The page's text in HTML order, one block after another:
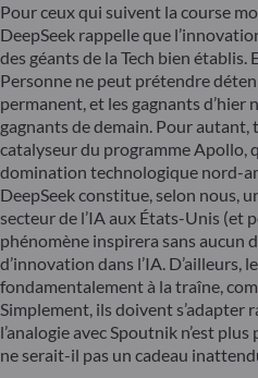
Pour ceux qui suivent la course
DeepSeek rappelle que
des géants de la Tech bien établis.
Personne ne peut prétendre
permanent, et les gagnants d’hier
gagnants de demain. Pour
catalyseur du programme Apollo,
domination technologique nord-
DeepSeek constitue, selon nous,
secteur de l’IA aux États-Unis (et
phénomène inspirera sans aucun
d’innovation dans l’IA. D’ailleurs,
fondamentalement à la traîne,
Simplement, ils doivent s’adapter
l’analogie avec Spoutnik n’est
ne serait-il pas un cadeau